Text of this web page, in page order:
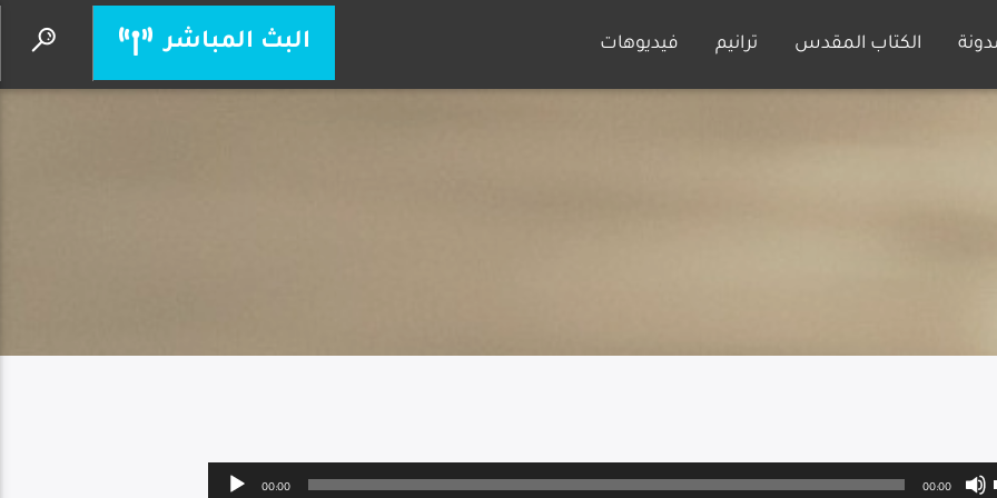
فيديوهات ترانيم الكتاب المقدس البث المباشر
Audio
00:00 00:00